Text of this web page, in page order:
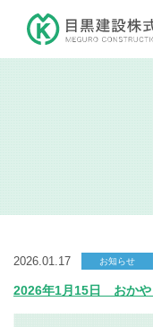
2026.01.17 お知らせ
2026年1月15日 おかや